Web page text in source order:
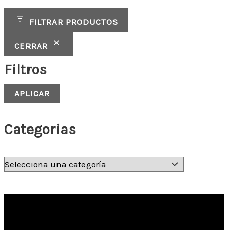
FILTRAR PRODUCTOS
CERRAR
Filtros
APLICAR
Categorias